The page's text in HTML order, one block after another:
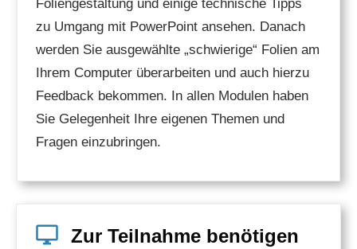
Foliengestaltung und einige technische Tipps
zu Umgang mit PowerPoint ansehen. Danach
werden Sie ausgewählte „schwierige“ Folien am
Ihrem Computer überarbeiten und auch hierzu
Feedback bekommen. In allen Modulen haben
Sie Gelegenheit Ihre eigenen Themen und
Fragen einzubringen.
Zur Teilnahme benötigen